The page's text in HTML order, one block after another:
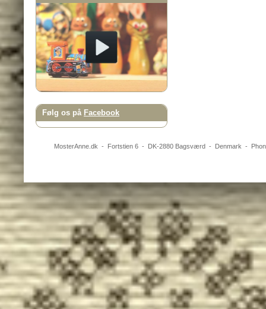
Følg os på Facebook
MosterAnne.dk - Fortstien 6- DK-2880 Bagsværd- Denmark -